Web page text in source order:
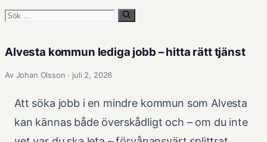
Sök
Alvesta kommun lediga jobb – hitta rätt tjänst
Av Johan Olsson · juli 2, 2026
Att söka jobb i en mindre kommun som Alvesta
kan kännas både överskådligt och – om du inte